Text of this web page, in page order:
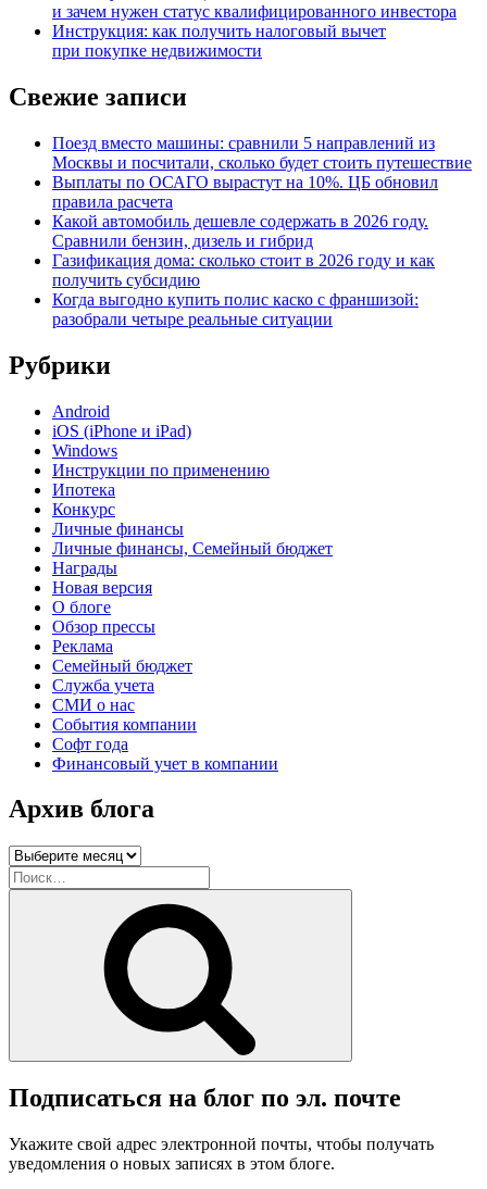
и зачем нужен статус квалифицированного инвестора
Инструкция: как получить налоговый вычет
при покупке недвижимости
Свежие записи
Поезд вместо машины: сравнили 5 направлений из
Москвы и посчитали, сколько будет стоить путешествие
Выплаты по ОСАГО вырастут на 10%. ЦБ обновил
правила расчета
Какой автомобиль дешевле содержать в 2026 году.
Сравнили бензин, дизель и гибрид
Газификация дома: сколько стоит в 2026 году и как
получить субсидию
Когда выгодно купить полис каско с франшизой:
разобрали четыре реальные ситуации
Рубрики
Android
iOS (iPhone и iPad)
Windows
Инструкции по применению
Ипотека
Конкурс
Личные финансы
Личные финансы, Семейный бюджет
Награды
Новая версия
О блоге
Обзор прессы
Реклама
Семейный бюджет
Служба учета
СМИ о нас
События компании
Софт года
Финансовый учет в компании
Архив блога
Архив
блога
Искать:
Подписаться на блог по эл. почте
Укажите свой адрес электронной почты, чтобы получать
уведомления о новых записях в этом блоге.